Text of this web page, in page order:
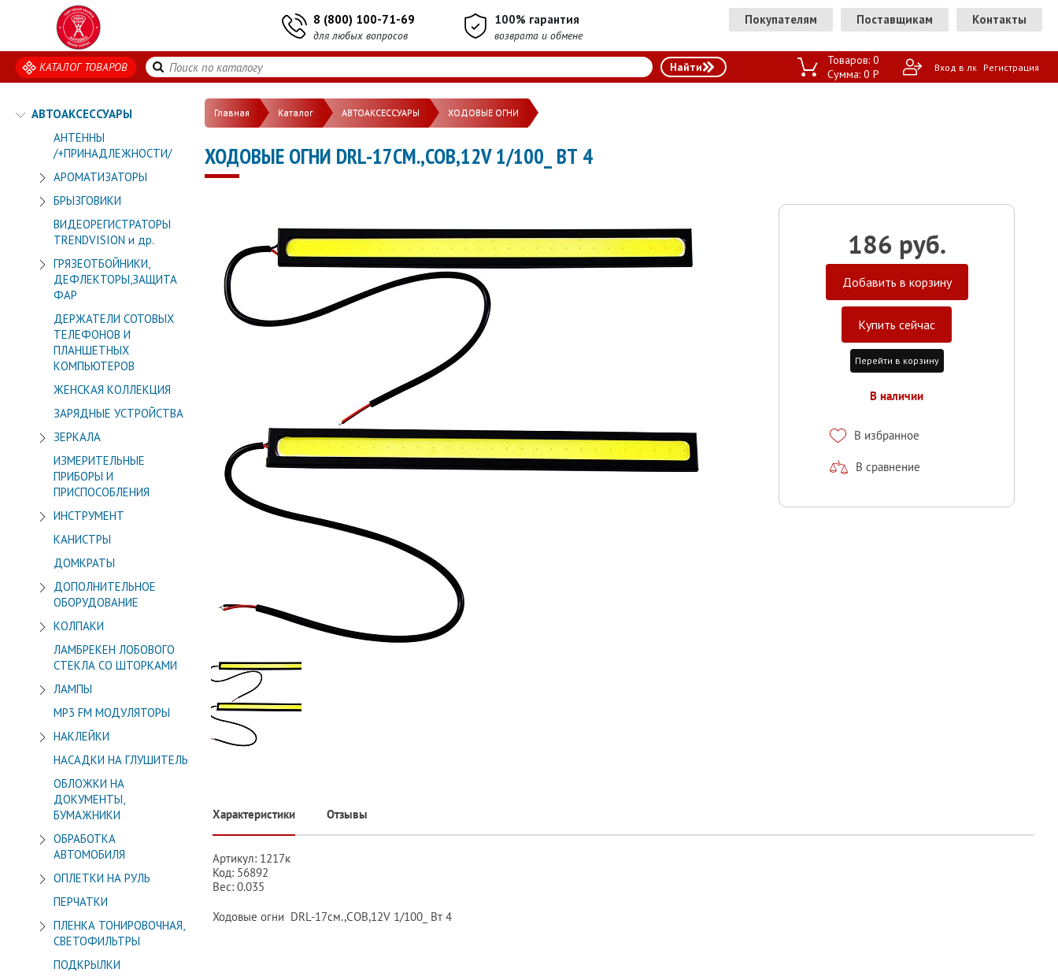
8 (800) 100-71-69
для любых вопросов
100% гарантия
возврата и обмене
Покупателям Поставщикам Контакты
КАТАЛОГ ТОВАРОВ Товаров: 0
Сумма: 0 P Вход в лк Регистрация
АВТОАКСЕССУАРЫ
АНТЕННЫ
/+ПРИНАДЛЕЖНОСТИ/
АРОМАТИЗАТОРЫ
БРЫЗГОВИКИ
ВИДЕОРЕГИСТРАТОРЫ
TRENDVISION и др.
ГРЯЗЕОТБОЙНИКИ,
ДЕФЛЕКТОРЫ,ЗАЩИТА
ФАР
ДЕРЖАТЕЛИ СОТОВЫХ
ТЕЛЕФОНОВ И
ПЛАНШЕТНЫХ
КОМПЬЮТЕРОВ
ЖЕНСКАЯ КОЛЛЕКЦИЯ
ЗАРЯДНЫЕ УСТРОЙСТВА
ЗЕРКАЛА
ИЗМЕРИТЕЛЬНЫЕ
ПРИБОРЫ И
ПРИСПОСОБЛЕНИЯ
ИНСТРУМЕНТ
КАНИСТРЫ
ДОМКРАТЫ
ДОПОЛНИТЕЛЬНОЕ
ОБОРУДОВАНИЕ
КОЛПАКИ
ЛАМБРЕКЕН ЛОБОВОГО
СТЕКЛА СО ШТОРКАМИ
ЛАМПЫ
МР3 FM МОДУЛЯТОРЫ
НАКЛЕЙКИ
НАСАДКИ НА ГЛУШИТЕЛЬ
ОБЛОЖКИ НА
ДОКУМЕНТЫ,
БУМАЖНИКИ
ОБРАБОТКА
АВТОМОБИЛЯ
ОПЛЕТКИ НА РУЛЬ
ПЕРЧАТКИ
ПЛЕНКА ТОНИРОВОЧНАЯ,
СВЕТОФИЛЬТРЫ
ПОДКРЫЛКИ
Главная Каталог АВТОАКСЕССУАРЫ ХОДОВЫЕ ОГНИ
ХОДОВЫЕ ОГНИ DRL-17СМ.,COB,12V 1/100_ ВТ 4
186 руб.
Добавить в корзину
Купить сейчас
Перейти в корзину
В наличии
В избранное
В сравнение
Характеристики Отзывы
Артикул: 1217к
Код: 56892
Вес: 0.035
Ходовые огни DRL-17см.,COB,12V 1/100_ Вт 4